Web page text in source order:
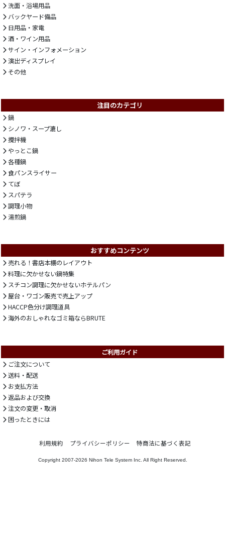
洗面・浴場用品
バックヤード備品
日用品・家電
酒・ワイン用品
サイン・インフォメーション
演出ディスプレイ
その他
注目のカテゴリ
鍋
シノワ・スープ漉し
攪拌機
やっとこ鍋
各種鍋
食パンスライサー
てぼ
スパテラ
調理小物
湯煎鍋
おすすめコンテンツ
売れる！書店本棚のレイアウト
料理に欠かせない鍋特集
スチコン調理に欠かせないホテルパン
屋台・ワゴン販売で売上アップ
HACCP色分け調理道具
海外のおしゃれなゴミ箱ならBRUTE
ご利用ガイド
ご注文について
送料・配送
お支払方法
返品および交換
注文の変更・取消
困ったときには
利用規約 プライバシーポリシー 特商法に基づく表記
Copyright 2007-2026 Nihon Tele System Inc. All Right Reserved.